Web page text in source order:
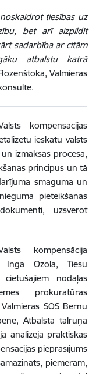
tiesības uz
bet arī aizpildīt
sadarbība ar citām
atbalstu katrā
Valmieras
kompensācijas
ieskatu valsts
izmaksas procesā,
principus un tā
smaguma un
pieteikšanas
uzsverot
kompensācija
Inga Ozola, Tiesu
cietušajiem nodaļas
prokuratūras
SOS Bērnu
Atbalsta tālruņa
analizēja praktiskas
pieprasījums
piemēram,